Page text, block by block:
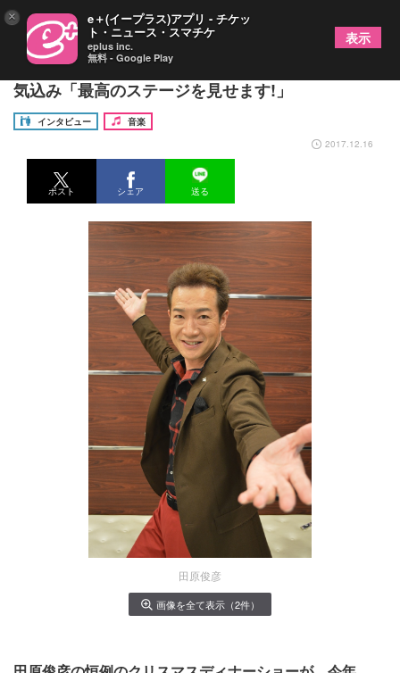
田原俊彦 30年目のクリスマスディナーショーに意
気込み「最高のステージを見せます!」
インタビュー
音楽
2017.12.16
ポスト シェア 送る
田原俊彦
画像を全て表示（2件）
× e＋(イープラス)アプリ - チケッ
ト・ニュース・スマチケ
eplus inc.
無料 - Google Play
表示